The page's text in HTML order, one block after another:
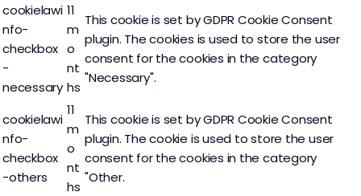
cookielawi
nfo-
checkbox
-
necessary
11
m
o
nt
hs
This cookie is set by GDPR Cookie Consent
plugin. The cookies is used to store the user
consent for the cookies in the category
"Necessary".
cookielawi
nfo-
checkbox
-others
11
m
o
nt
hs
This cookie is set by GDPR Cookie Consent
plugin. The cookie is used to store the user
consent for the cookies in the category
"Other.